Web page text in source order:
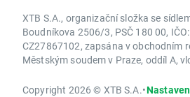
XTB S.A., organizační složka se
Boudníkova 2506/3, PSČ 180 00,
CZ27867102, zapsána v obchodním
Městským soudem v Praze, oddíl A,
Copyright 2026 © XTB S.A.•